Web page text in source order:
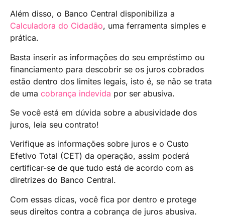
Além disso, o Banco Central disponibiliza a
Calculadora do Cidadão, uma ferramenta simples e
prática.
Basta inserir as informações do seu empréstimo ou
financiamento para descobrir se os juros cobrados
estão dentro dos limites legais, isto é, se não se trata
de uma cobrança indevida por ser abusiva.
Se você está em dúvida sobre a abusividade dos
juros, leia seu contrato!
Verifique as informações sobre juros e o Custo
Efetivo Total (CET) da operação, assim poderá
certificar-se de que tudo está de acordo com as
diretrizes do Banco Central.
Com essas dicas, você fica por dentro e protege
seus direitos contra a cobrança de juros abusiva.